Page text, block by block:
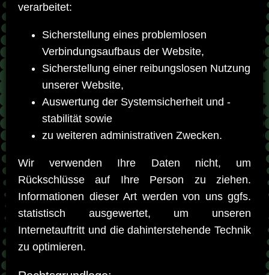
verarbeitet:
Sicherstellung eines problemlosen
Verbindungsaufbaus der Website,
Sicherstellung einer reibungslosen Nutzung
unserer Website,
Auswertung der Systemsicherheit und -
stabilität sowie
zu weiteren administrativen Zwecken.
Wir verwenden Ihre Daten nicht, um
Rückschlüsse auf Ihre Person zu ziehen.
Informationen dieser Art werden von uns ggfs.
statistisch ausgewertet, um unseren
Internetauftritt und die dahinterstehende Technik
zu optimieren.